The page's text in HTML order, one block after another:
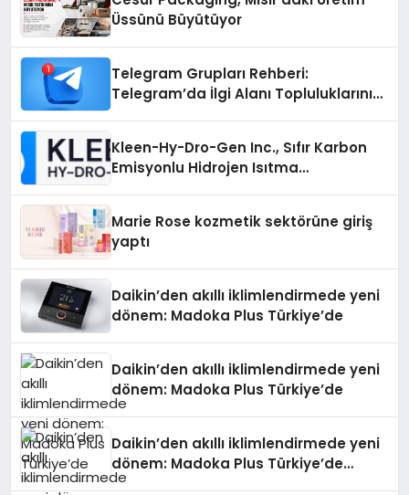
Üssünü Büyütüyor
Telegram Grupları Rehberi:
Telegram’da İlgi Alanı Topluluklarını
Kleen-Hy-Dro-Gen Inc., Sıfır Karbon
Emisyonlu Hidrojen Isıtma
Marie Rose kozmetik sektörüne giriş
yaptı
Daikin’den akıllı iklimlendirmede yeni
dönem: Madoka Plus Türkiye’de
Daikin’den akıllı iklimlendirmede yeni
dönem: Madoka Plus Türkiye’de
Daikin’den akıllı iklimlendirmede yeni
dönem: Madoka Plus Türkiye’de
Daikin’in kullanıcı dostu tasarımıyla